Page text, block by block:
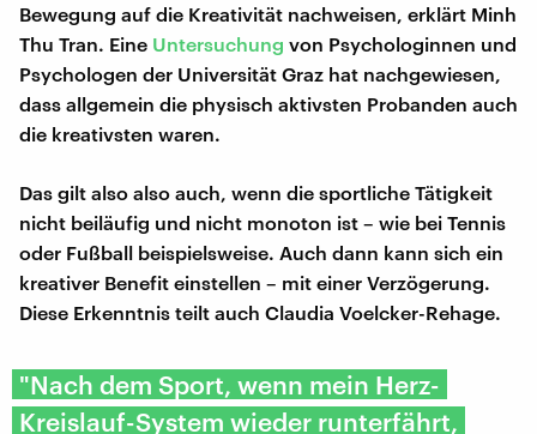
Bewegung auf die Kreativität nachweisen, erklärt Minh
Thu Tran. Eine Untersuchung von Psychologinnen und
Psychologen der Universität Graz hat nachgewiesen,
dass allgemein die physisch aktivsten Probanden auch
die kreativsten waren.
Das gilt also also auch, wenn die sportliche Tätigkeit
nicht beiläufig und nicht monoton ist – wie bei Tennis
oder Fußball beispielsweise. Auch dann kann sich ein
kreativer Benefit einstellen – mit einer Verzögerung.
Diese Erkenntnis teilt auch Claudia Voelcker-Rehage.
"Nach dem Sport, wenn mein Herz-
Kreislauf-System wieder runterfährt,